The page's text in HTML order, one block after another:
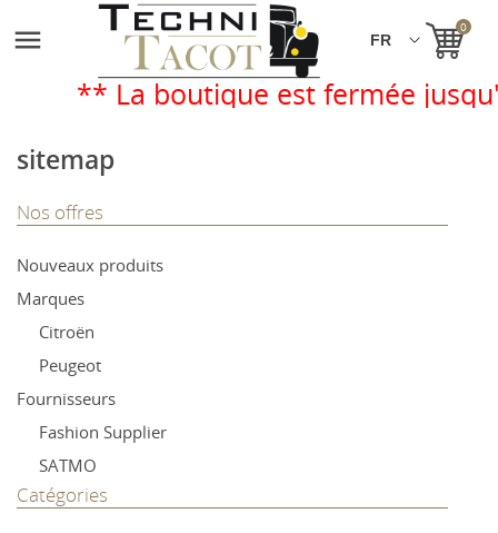
 0
** La boutique est fermée
sitemap
Nos offres
Nouveaux produits
Marques
Citroën
Peugeot
Fournisseurs
Fashion Supplier
SATMO
Catégories